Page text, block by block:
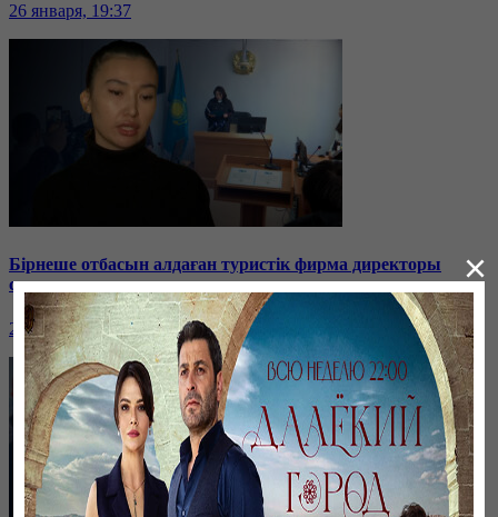
26 января, 19:37
Бірнеше отбасын алдаған туристік фирма директоры
сотталып жатыр
26 января, 19:36
×